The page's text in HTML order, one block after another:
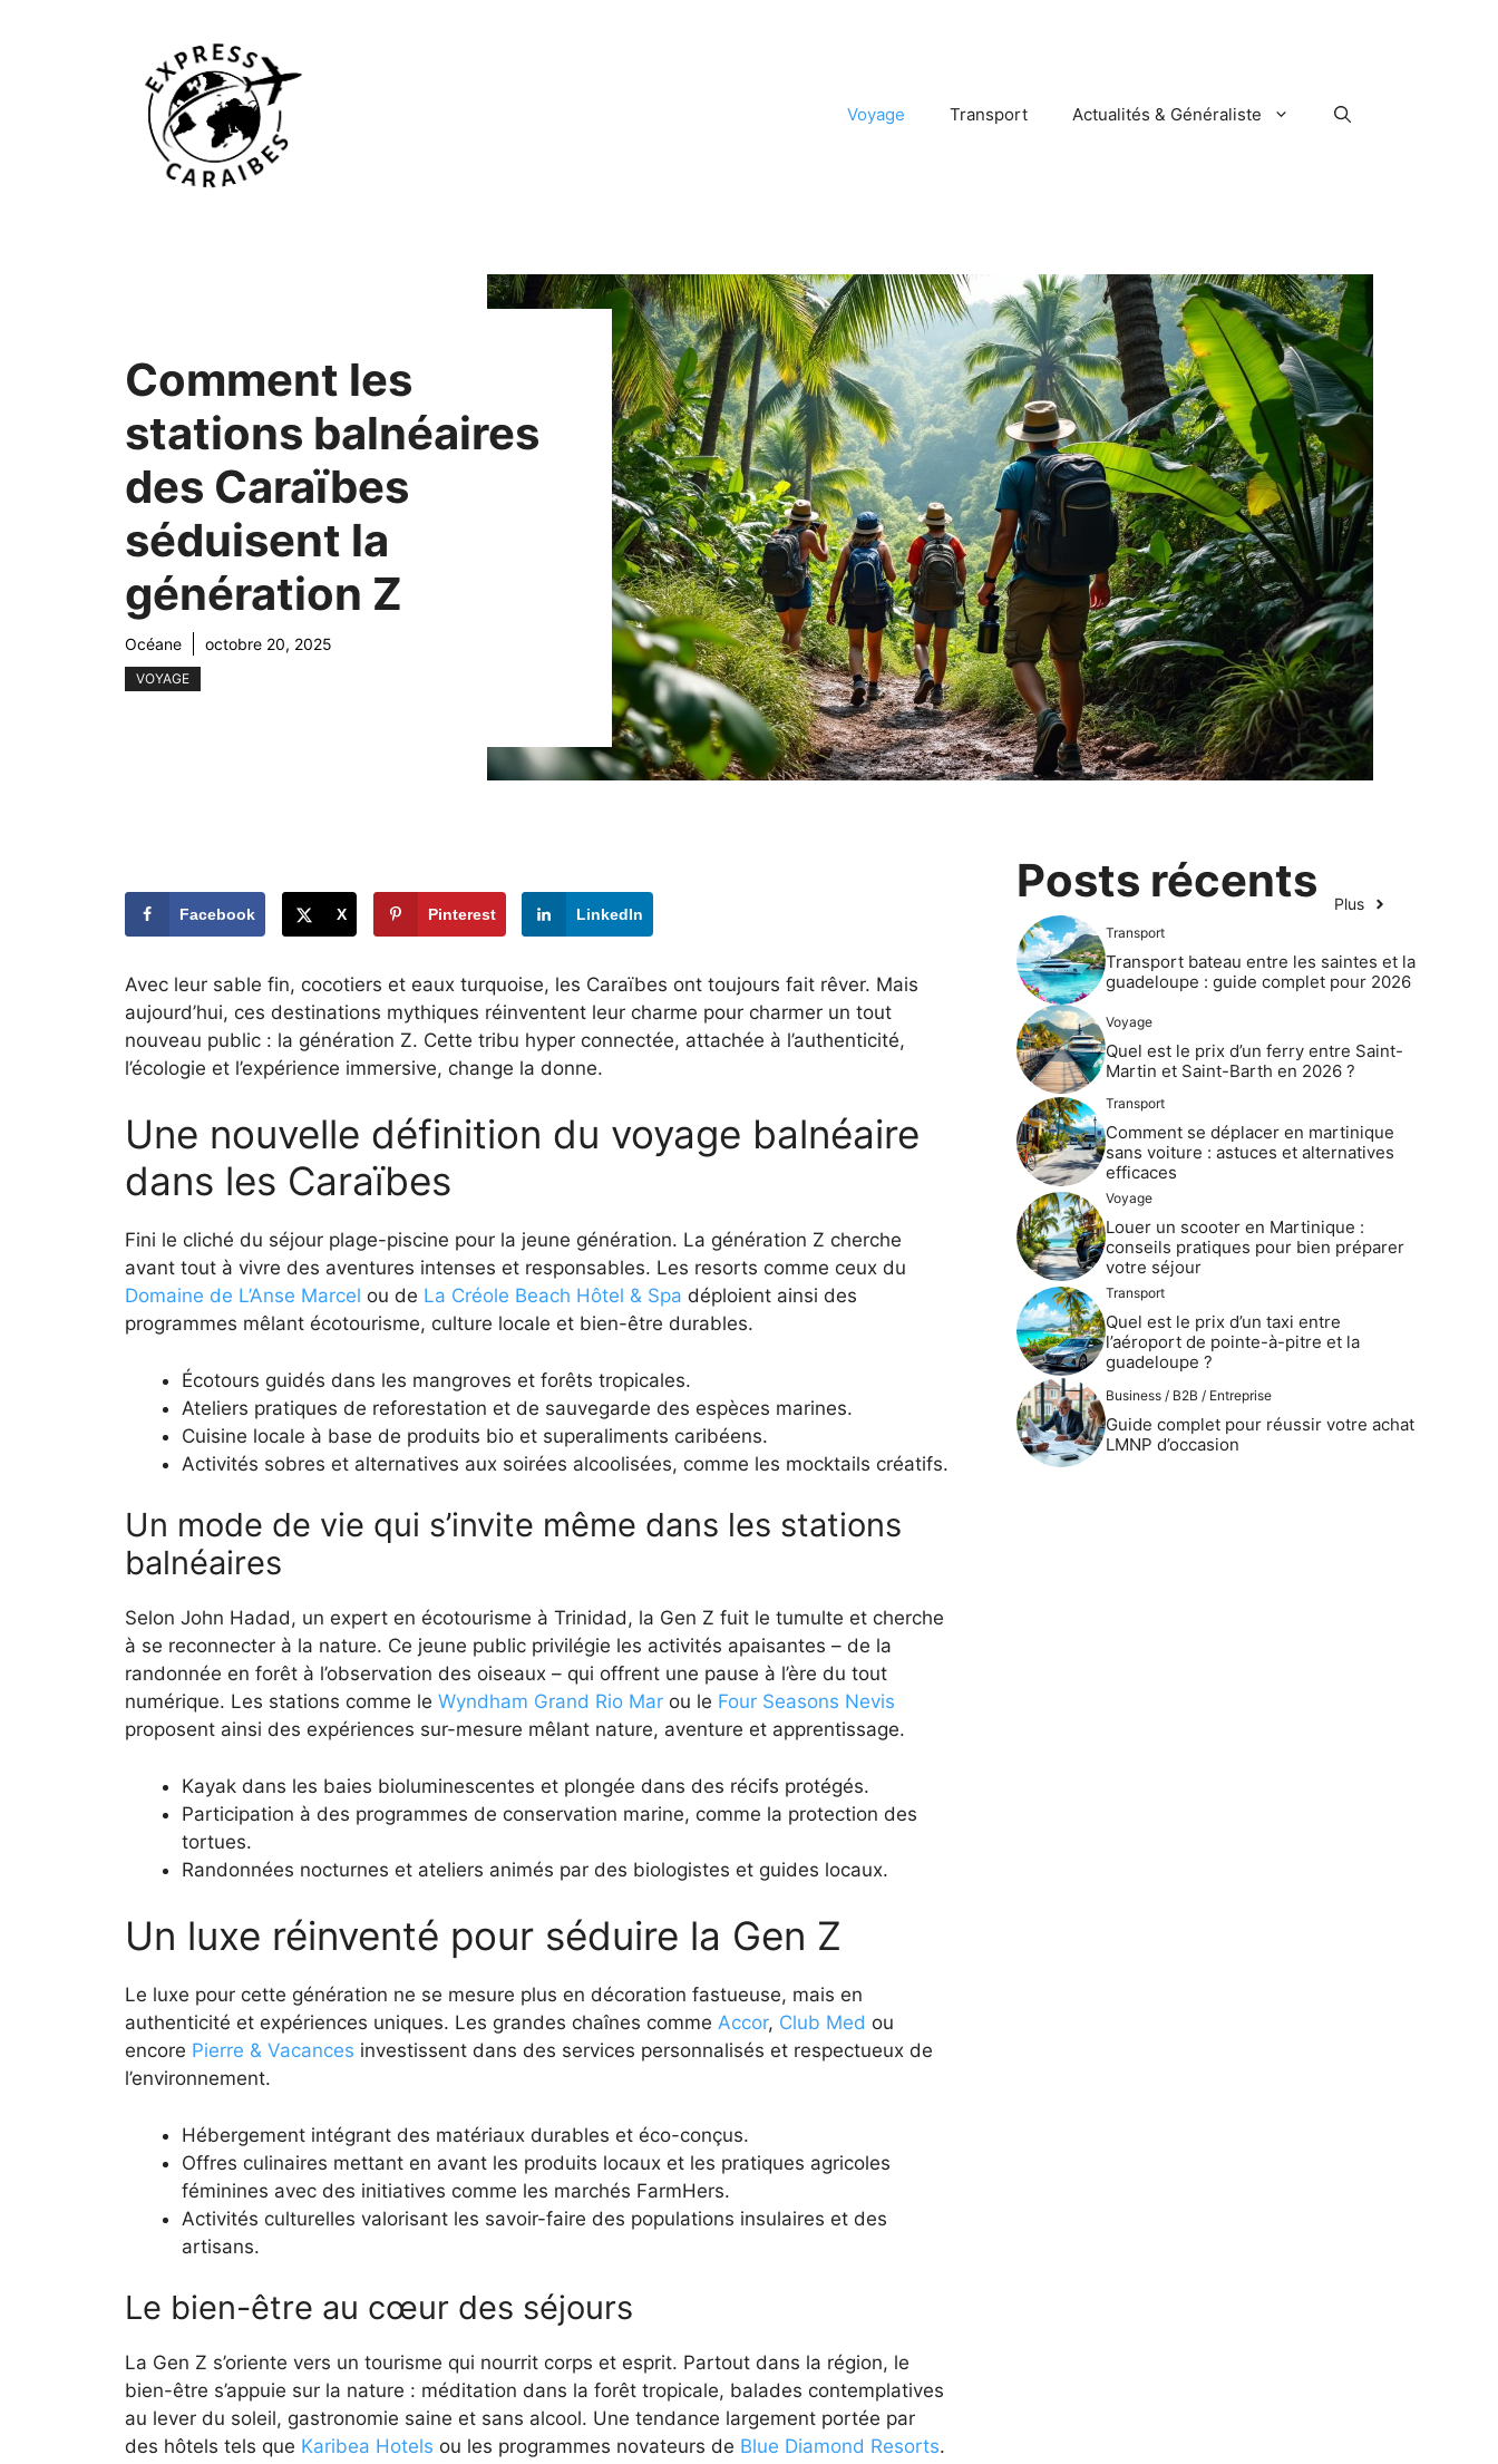
Voyage Transport Actualités & Généraliste
Comment les
stations balnéaires
des Caraïbes
séduisent la
génération Z
Océane octobre 20, 2025
VOYAGE
Facebook X Pinterest LinkedIn
Avec leur sable fin, cocotiers et eaux turquoise, les Caraïbes ont toujours fait rêver. Mais
aujourd’hui, ces destinations mythiques réinventent leur charme pour charmer un tout
nouveau public : la génération Z. Cette tribu hyper connectée, attachée à l’authenticité,
l’écologie et l’expérience immersive, change la donne.
Une nouvelle définition du voyage balnéaire
dans les Caraïbes
Fini le cliché du séjour plage-piscine pour la jeune génération. La génération Z cherche
avant tout à vivre des aventures intenses et responsables. Les resorts comme ceux du
Domaine de L’Anse Marcel ou de La Créole Beach Hôtel & Spa déploient ainsi des
programmes mêlant écotourisme, culture locale et bien-être durables.
Écotours guidés dans les mangroves et forêts tropicales.
Ateliers pratiques de reforestation et de sauvegarde des espèces marines.
Cuisine locale à base de produits bio et superaliments caribéens.
Activités sobres et alternatives aux soirées alcoolisées, comme les mocktails créatifs.
Un mode de vie qui s’invite même dans les stations
balnéaires
Selon John Hadad, un expert en écotourisme à Trinidad, la Gen Z fuit le tumulte et cherche
à se reconnecter à la nature. Ce jeune public privilégie les activités apaisantes – de la
randonnée en forêt à l’observation des oiseaux – qui offrent une pause à l’ère du tout
numérique. Les stations comme le Wyndham Grand Rio Mar ou le Four Seasons Nevis
proposent ainsi des expériences sur-mesure mêlant nature, aventure et apprentissage.
Kayak dans les baies bioluminescentes et plongée dans des récifs protégés.
Participation à des programmes de conservation marine, comme la protection des
tortues.
Randonnées nocturnes et ateliers animés par des biologistes et guides locaux.
Un luxe réinventé pour séduire la Gen Z
Le luxe pour cette génération ne se mesure plus en décoration fastueuse, mais en
authenticité et expériences uniques. Les grandes chaînes comme Accor, Club Med ou
encore Pierre & Vacances investissent dans des services personnalisés et respectueux de
l’environnement.
Hébergement intégrant des matériaux durables et éco-conçus.
Offres culinaires mettant en avant les produits locaux et les pratiques agricoles
féminines avec des initiatives comme les marchés FarmHers.
Activités culturelles valorisant les savoir-faire des populations insulaires et des
artisans.
Le bien-être au cœur des séjours
La Gen Z s’oriente vers un tourisme qui nourrit corps et esprit. Partout dans la région, le
bien-être s’appuie sur la nature : méditation dans la forêt tropicale, balades contemplatives
au lever du soleil, gastronomie saine et sans alcool. Une tendance largement portée par
des hôtels tels que Karibea Hotels ou les programmes novateurs de Blue Diamond Resorts.
Posts récents Plus
Transport
Transport bateau entre les saintes et la
guadeloupe : guide complet pour 2026
Voyage
Quel est le prix d’un ferry entre Saint-
Martin et Saint-Barth en 2026 ?
Transport
Comment se déplacer en martinique
sans voiture : astuces et alternatives
efficaces
Voyage
Louer un scooter en Martinique :
conseils pratiques pour bien préparer
votre séjour
Transport
Quel est le prix d’un taxi entre
l’aéroport de pointe-à-pitre et la
guadeloupe ?
Business / B2B / Entreprise
Guide complet pour réussir votre achat
LMNP d’occasion